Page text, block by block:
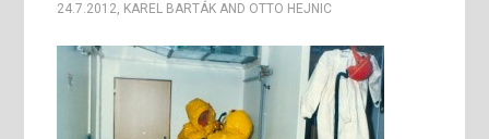
24.7.2012, KAREL BARTÁK AND OTTO HEJNIC